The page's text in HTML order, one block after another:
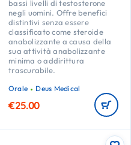
bassi livelli di testosterone
negli uomini. Offre benefici
distintivi senza essere
classificato come steroide
anabolizzante a causa della
sua attività anabolizzante
minima o addirittura
trascurabile.
Orale Deus Medical
€25.00